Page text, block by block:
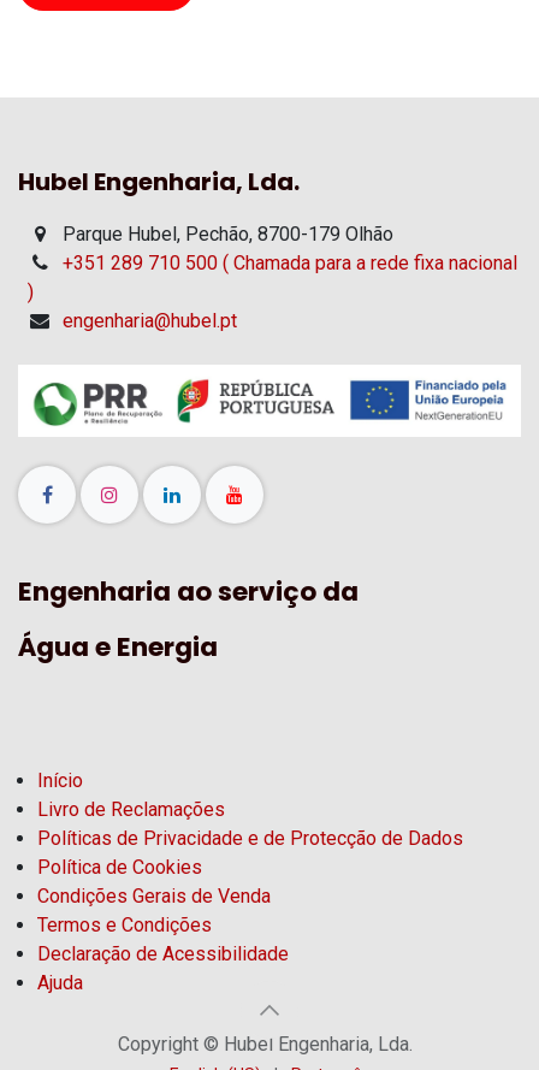
Hubel Engenharia, Lda.
Parque Hubel, Pechão, 8700-179 Olhão
+351 289 710 500 ( Chamada para a rede fixa nacional
)
engenharia@hubel.pt
Engenharia ao serviço da
Água e Energia
Início
Livro de Reclamações
Políticas de Privacidade e de Protecção de Dados
Política de Cookies
Condições Gerais de Venda
Termos e Condições
Declaração de Acessibilidade
Ajuda
Copyright © Hubel Engenharia, Lda.